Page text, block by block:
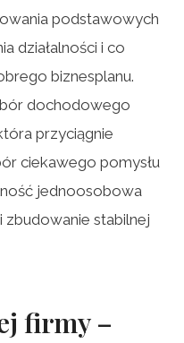
podstawowych
działalności i co
biznesplanu.
dochodowego
przyciągnie
ciekawego pomysłu
jednoosobowa
zbudowanie stabilnej
firmy –